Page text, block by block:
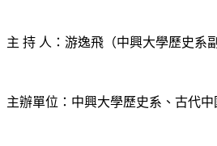
主 持 人：游逸飛（中興大學歷史系
主辦單位：中興大學歷史系、古代